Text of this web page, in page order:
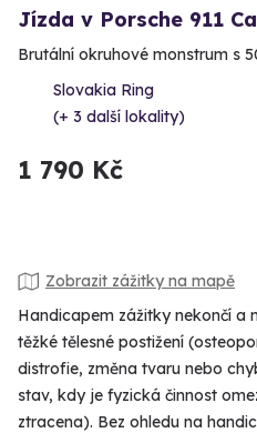
Jízda v Porsche 911
Brutální okruhové monstrum s
Slovakia Ring
(+ 3 další lokality)
1 790 Kč
Zobrazit zážitky na mapě
Handicapem zážitky nekončí a
těžké tělesné postižení
distrofie, změna tvaru nebo
stav, kdy je fyzická činnost
ztracena). Bez ohledu na